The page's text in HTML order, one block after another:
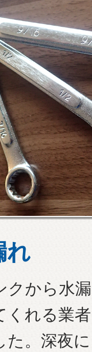
れ
クから水
くれる業
た。深夜